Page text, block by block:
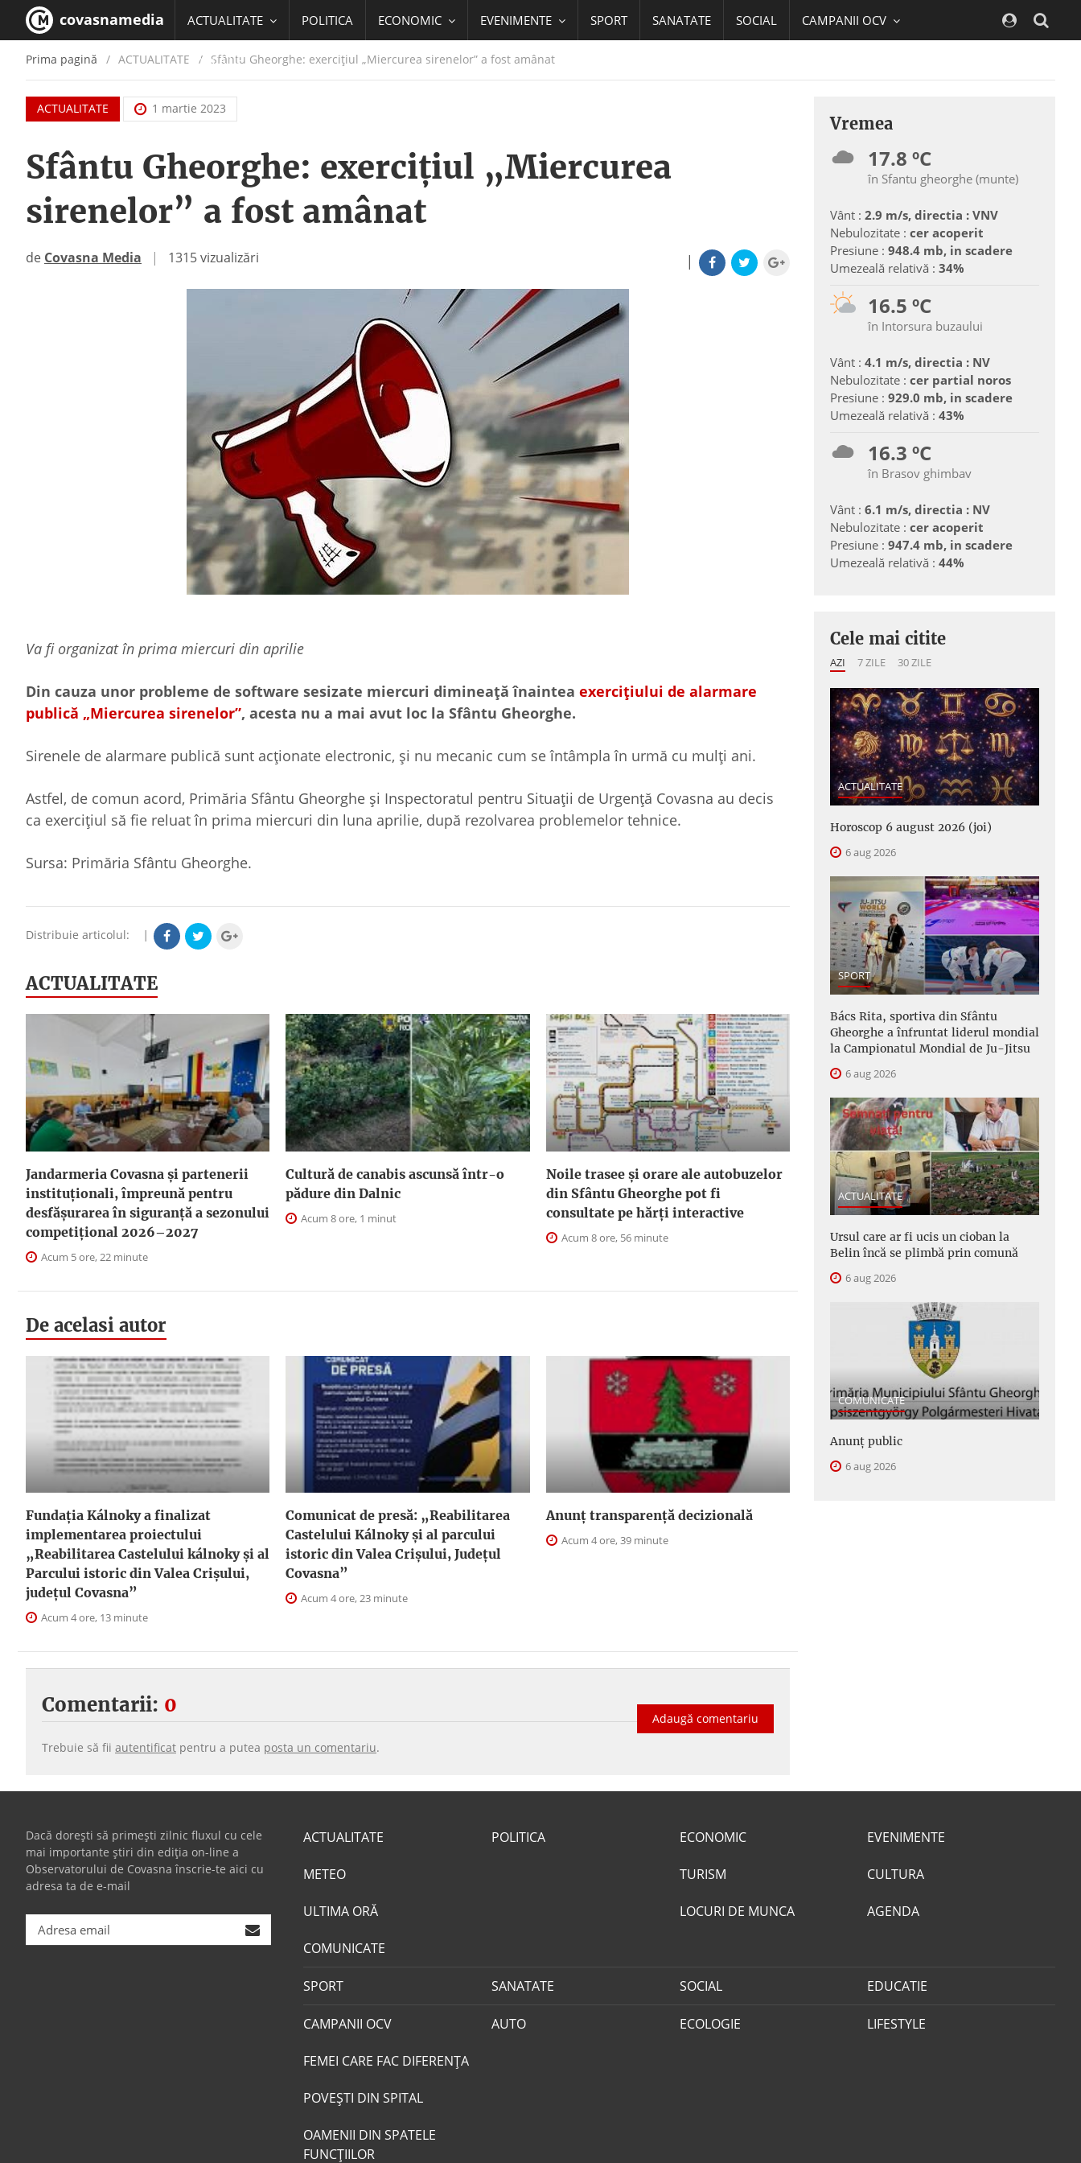
covasnamedia ACTUALITATE POLITICA ECONOMIC EVENIMENTE SPORT SANATATE SOCIAL CAMPANII OCV
EDUCATIE
Prima pagină ACTUALITATE / Sfântu Gheorghe: exercițiul „Miercurea sirenelor” a fost amânat
ACTUALITATE 1 martie 2023
Sfântu Gheorghe: exercițiul „Miercurea
sirenelor” a fost amânat
|
de Covasna Media | 1315 vizualizări
Va fi organizat în prima miercuri din aprilie
Din cauza unor probleme de software sesizate miercuri dimineaţă înaintea exerciţiului de alarmare
publică „Miercurea sirenelor”, acesta nu a mai avut loc la Sfântu Gheorghe.
Sirenele de alarmare publică sunt acţionate electronic, şi nu mecanic cum se întâmpla în urmă cu mulţi ani.
Astfel, de comun acord, Primăria Sfântu Gheorghe şi Inspectoratul pentru Situaţii de Urgenţă Covasna au decis
ca exerciţiul să fie reluat în prima miercuri din luna aprilie, după rezolvarea problemelor tehnice.
Sursa: Primăria Sfântu Gheorghe.
Distribuie articolul: |
ACTUALITATE
Jandarmeria Covasna și partenerii
instituționali, împreună pentru
desfășurarea în siguranță a sezonului
competițional 2026–2027
Acum 5 ore, 22 minute
Cultură de canabis ascunsă într-o
pădure din Dalnic
Acum 8 ore, 1 minut
Noile trasee și orare ale autobuzelor
din Sfântu Gheorghe pot fi
consultate pe hărți interactive
Acum 8 ore, 56 minute
De acelasi autor
Fundația Kálnoky a finalizat
implementarea proiectului
„Reabilitarea Castelului kálnoky și al
Parcului istoric din Valea Crișului,
județul Covasna”
Acum 4 ore, 13 minute
Comunicat de presă: „Reabilitarea
Castelului Kálnoky și al parcului
istoric din Valea Crișului, Județul
Covasna”
Acum 4 ore, 23 minute
Anunţ transparenţă decizională
Acum 4 ore, 39 minute
Comentarii: 0
Adaugă comentariu
Trebuie să fii autentificat pentru a putea posta un comentariu.
Vremea
17.8 ºC
în Sfantu gheorghe (munte)
Vânt : 2.9 m/s, directia : VNV
Nebulozitate : cer acoperit
Presiune : 948.4 mb, in scadere
Umezeală relativă : 34%
16.5 ºC
în Intorsura buzaului
Vânt : 4.1 m/s, directia : NV
Nebulozitate : cer partial noros
Presiune : 929.0 mb, in scadere
Umezeală relativă : 43%
16.3 ºC
în Brasov ghimbav
Vânt : 6.1 m/s, directia : NV
Nebulozitate : cer acoperit
Presiune : 947.4 mb, in scadere
Umezeală relativă : 44%
Cele mai citite
AZI 7 ZILE 30 ZILE
ACTUALITATE
Horoscop 6 august 2026 (joi)
6 aug 2026
SPORT
Bács Rita, sportiva din Sfântu
Gheorghe a înfruntat liderul mondial
la Campionatul Mondial de Ju-Jitsu
6 aug 2026
ACTUALITATE
Ursul care ar fi ucis un cioban la
Belin încă se plimbă prin comună
6 aug 2026
COMUNICATE
Anunţ public
6 aug 2026
Dacă dorești să primești zilnic fluxul cu cele
mai importante știri din ediția on-line a
Observatorului de Covasna înscrie-te aici cu
adresa ta de e-mail
ACTUALITATE
METEO
ULTIMA ORĂ
COMUNICATE
POLITICA ECONOMIC
TURISM
LOCURI DE MUNCA
EVENIMENTE
CULTURA
AGENDA
SPORT SANATATE SOCIAL EDUCATIE
CAMPANII OCV
FEMEI CARE FAC DIFERENȚA
POVEŞTI DIN SPITAL
OAMENII DIN SPATELE
FUNCŢIILOR
AUTO ECOLOGIE LIFESTYLE